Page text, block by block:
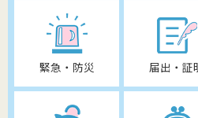
緊急・防災 届出・証